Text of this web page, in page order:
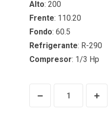
Alto: 200
Frente: 110.20
Fondo: 60.5
Refrigerante: R-290
Compresor: 1/3 Hp